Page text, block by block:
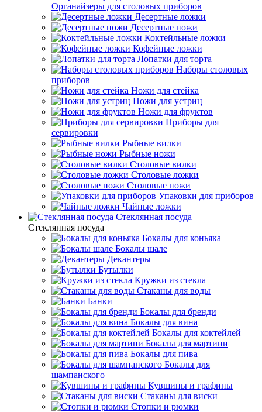
Органайзеры для столовых приборов
Десертные ложки
Десертные ножи
Коктейльные ложки
Кофейные ложки
Лопатки для торта
Наборы столовых
приборов
Ножи для стейка
Ножи для устриц
Ножи для фруктов
Приборы для
сервировки
Рыбные вилки
Рыбные ножи
Столовые вилки
Столовые ложки
Столовые ножи
Упаковки для приборов
Чайные ложки
Стеклянная посуда
Стеклянная посуда
Бокалы для коньяка
Бокалы шале
Декантеры
Бутылки
Кружки из стекла
Стаканы для воды
Банки
Бокалы для бренди
Бокалы для вина
Бокалы для коктейлей
Бокалы для мартини
Бокалы для пива
Бокалы для
шампанского
Кувшины и графины
Стаканы для виски
Стопки и рюмки